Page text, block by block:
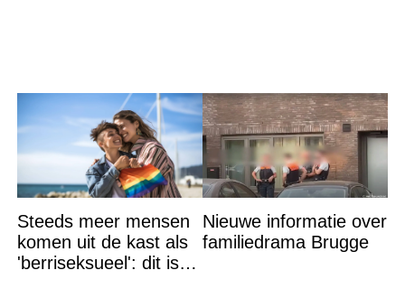
Steeds meer mensen
komen uit de kast als
'berriseksueel': dit is
Nieuwe informatie over
familiedrama Brugge